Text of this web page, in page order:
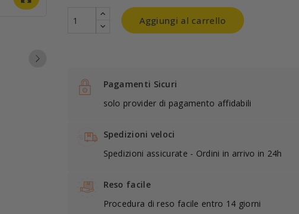
Aggiungi al carrello
Pagamenti Sicuri
solo provider di pagamento affidabili
Spedizioni veloci
Spedizioni assicurate - Ordini in arrivo in 24h
Reso facile
Procedura di reso facile entro 14 giorni